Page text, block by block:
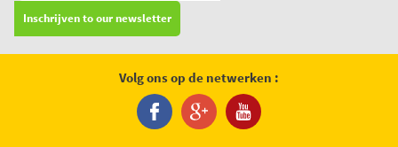
Inschrijven to our newsletter
Volg ons op de netwerken :